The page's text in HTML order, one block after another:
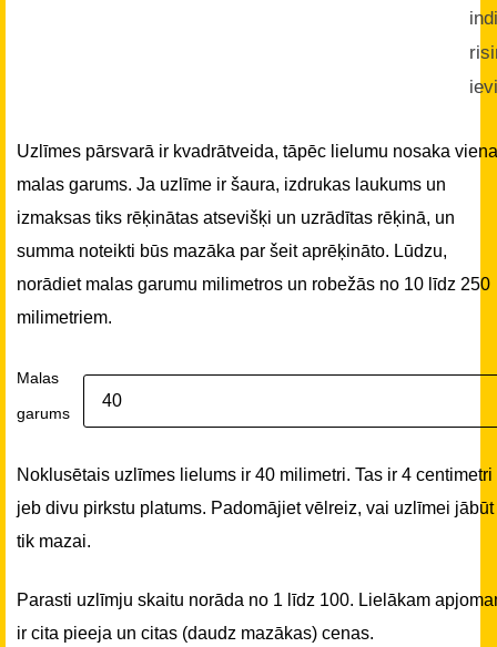
Uzlīmes pārsvarā ir kvadrātveida, tāpēc lielumu nosaka
malas garums. Ja uzlīme ir šaura, izdrukas laukums un
izmaksas tiks rēķinātas atsevišķi un uzrādītas rēķinā, un
summa noteikti būs mazāka par šeit aprēķināto. Lūdzu,
norādiet malas garumu milimetros un robežās no 10 līdz 250
milimetriem.
Malas
garums
Noklusētais uzlīmes lielums ir 40 milimetri. Tas ir 4 centimetri
jeb divu pirkstu platums. Padomājiet vēlreiz, vai uzlīmei jābūt
tik mazai.
Parasti uzlīmju skaitu norāda no 1 līdz 100. Lielākam
ir cita pieeja un citas (daudz mazākas) cenas.